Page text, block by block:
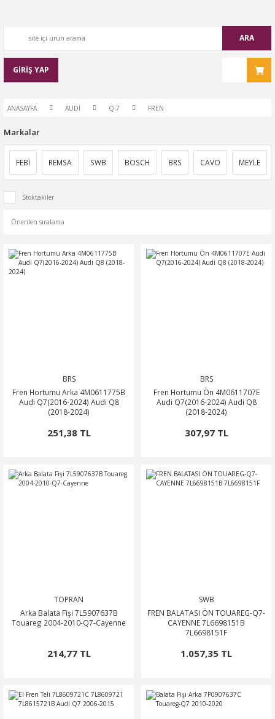
ARA
GİRİŞ YAP
ANASAYFA AUDİ Q-7 FREN
Markalar
FEBİ REMSA SWB BOSCH BRS CAVO MEYLE
Stoktakiler
BRS
Fren Hortumu Arka 4M0611775B
Audi Q7(2016-2024) Audi Q8
(2018-2024)
251,38 TL
BRS
Fren Hortumu Ön 4M0611707E
Audi Q7(2016-2024) Audi Q8
(2018-2024)
307,97 TL
TOPRAN
Arka Balata Fişi 7L5907637B
Touareg 2004-2010-Q7-Cayenne
214,77 TL
SWB
FREN BALATASI ÖN TOUAREG-Q7-
CAYENNE 7L6698151B
7L6698151F
1.057,35 TL